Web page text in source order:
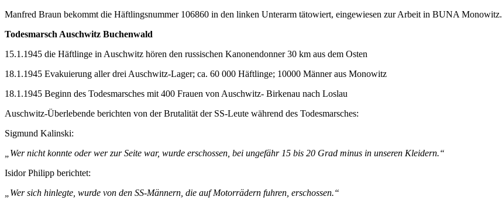
Manfred Braun bekommt die Häftlingsnummer 106860 in den linken Unterarm tätowiert, eingewiesen zur Arbeit in BUNA Monowitz.
Todesmarsch Auschwitz Buchenwald
15.1.1945 die Häftlinge in Auschwitz hören den russischen Kanonendonner 30 km aus dem Osten
18.1.1945 Evakuierung aller drei Auschwitz-Lager; ca. 60 000 Häftlinge; 10000 Männer aus Monowitz
18.1.1945 Beginn des Todesmarsches mit 400 Frauen von Auschwitz- Birkenau nach Loslau
Auschwitz-Überlebende berichten von der Brutalität der SS-Leute während des Todesmarsches:
Sigmund Kalinski:
„Wer nicht konnte oder wer zur Seite war, wurde erschossen, bei ungefähr 15 bis 20 Grad minus in unseren Kleidern.“
Isidor Philipp berichtet:
„Wer sich hinlegte, wurde von den SS-Männern, die auf Motorrädern fuhren, erschossen.“